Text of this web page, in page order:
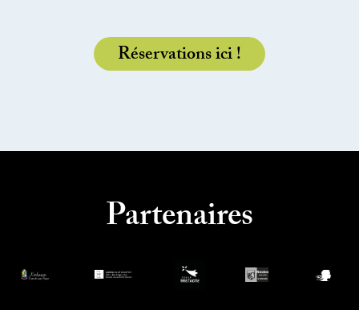
Réservations ici !
Partenaires